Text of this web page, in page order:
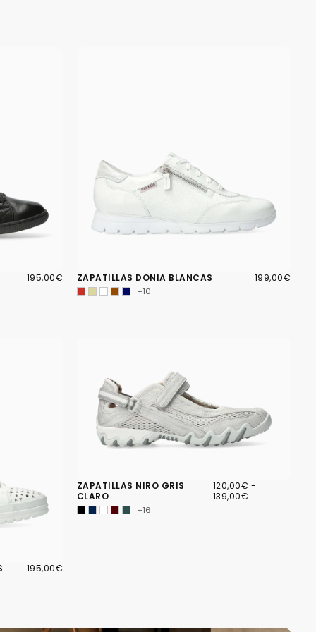
195,00€
PRECIO
195,00€ ZAPATILLAS DONIA BLANCAS 199,00€
PRECIO
199,00€
+10
195,00€
PRECIO
195,00€
ZAPATILLAS NIRO GRIS
CLARO
120,00€
PRECIO
MÍNIMO
120,00€ -
139,00€
+16